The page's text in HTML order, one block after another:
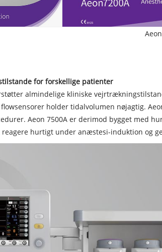
for forskellige patienter
almindelige kliniske vejrtrækningstilstande
holder tidalvolumen nøjagtig.
Aeon 7500A er derimod bygget med
hurtigt under anæstesi-induktion og